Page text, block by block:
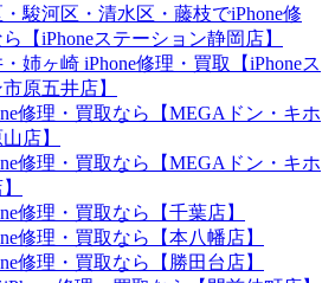
駿河区・清水区・藤枝でiPhone修
【iPhoneステーション静岡店】
姉ヶ崎 iPhone修理・買取【iPhoneス
原五井店】
修理・買取なら【MEGAドン・キホ
店】
修理・買取なら【MEGAドン・キホ
修理・買取なら【千葉店】
修理・買取なら【本八幡店】
修理・買取なら【勝田台店】